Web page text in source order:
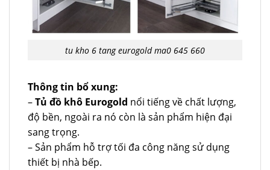
tu kho 6 tang eurogold ma0 645 660
Thông tin bổ xung:
–Tủ đồ khô Eurogold nổi tiếng về chất lượng,
độ bền, ngoài ra nó còn là sản phẩm hiện đại
sang trọng.
– Sản phẩm hỗ trợ tối đa công năng sử dụng
thiết bị nhà bếp.